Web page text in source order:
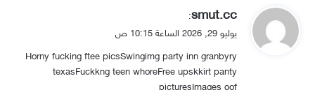
ي
و
ل
smut.cc
:
يوليو 29, 2026 الساعة 10:15 ص
Horny fucking ftee picsSwingimg party inn granbyry
texasFuckkng teen whoreFree upskkirt panty
picturesImages oof